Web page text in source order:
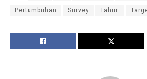
Pertumbuhan Survey Tahun